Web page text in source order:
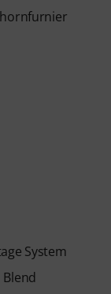
System
Blend